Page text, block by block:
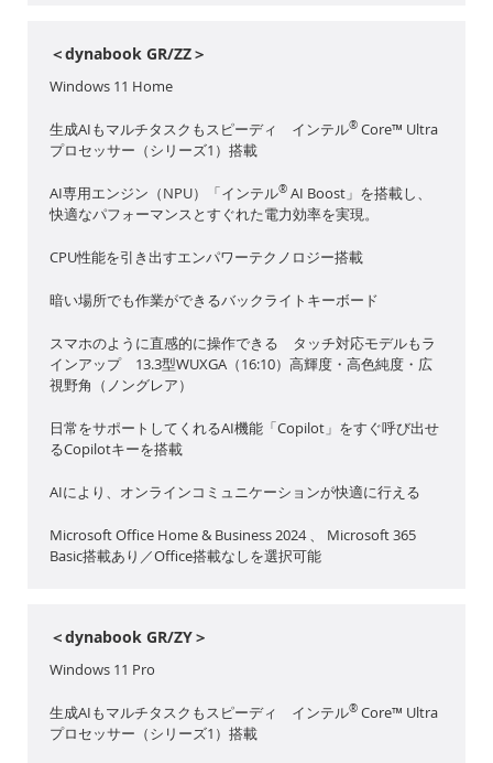
＜dynabook GR/ZZ＞
Windows 11 Home
生成AIもマルチタスクもスピーディ インテル® Core™ Ultra
プロセッサー（シリーズ1）搭載
AI専用エンジン（NPU）「インテル® AI Boost」を搭載し、
快適なパフォーマンスとすぐれた電力効率を実現。
CPU性能を引き出すエンパワーテクノロジー搭載
暗い場所でも作業ができるバックライトキーボード
スマホのように直感的に操作できる タッチ対応モデルもラ
インアップ 13.3型WUXGA（16:10）高輝度・高色純度・広
視野角（ノングレア）
日常をサポートしてくれるAI機能「Copilot」をすぐ呼び出せ
るCopilotキーを搭載
AIにより、オンラインコミュニケーションが快適に行える
Microsoft Office Home & Business 2024 、 Microsoft 365
Basic搭載あり／Office搭載なしを選択可能
＜dynabook GR/ZY＞
Windows 11 Pro
生成AIもマルチタスクもスピーディ インテル® Core™ Ultra
プロセッサー（シリーズ1）搭載